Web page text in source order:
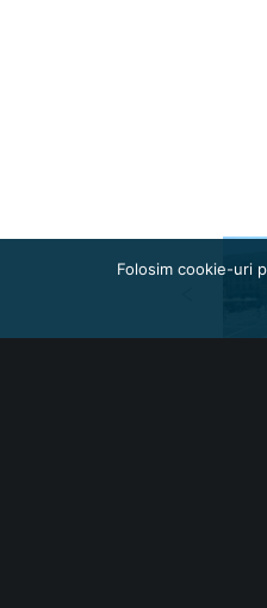
Folosim cookie-uri